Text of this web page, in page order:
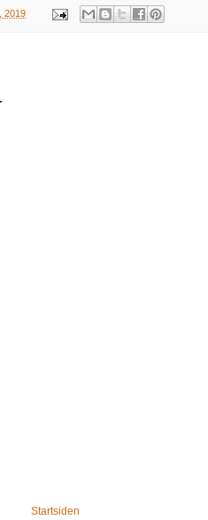
2019
Startsiden